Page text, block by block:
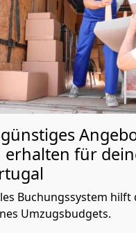
günstiges
erhalten für
Buchungssystem hilft
Umzugsbudgets.